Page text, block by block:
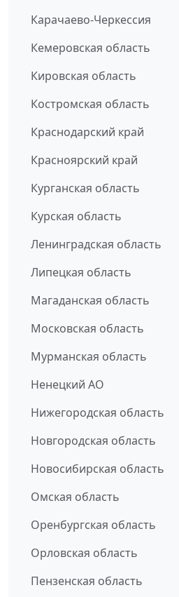
Карачаево-Черкессия
Кемеровская область
Кировская область
Костромская область
Краснодарский край
Красноярский край
Курганская область
Курская область
Ленинградская область
Липецкая область
Магаданская область
Московская область
Мурманская область
Ненецкий АО
Нижегородская область
Новгородская область
Новосибирская область
Омская область
Оренбургская область
Орловская область
Пензенская область